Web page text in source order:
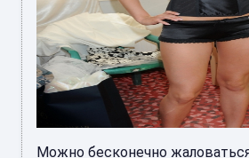
Можно бесконечно